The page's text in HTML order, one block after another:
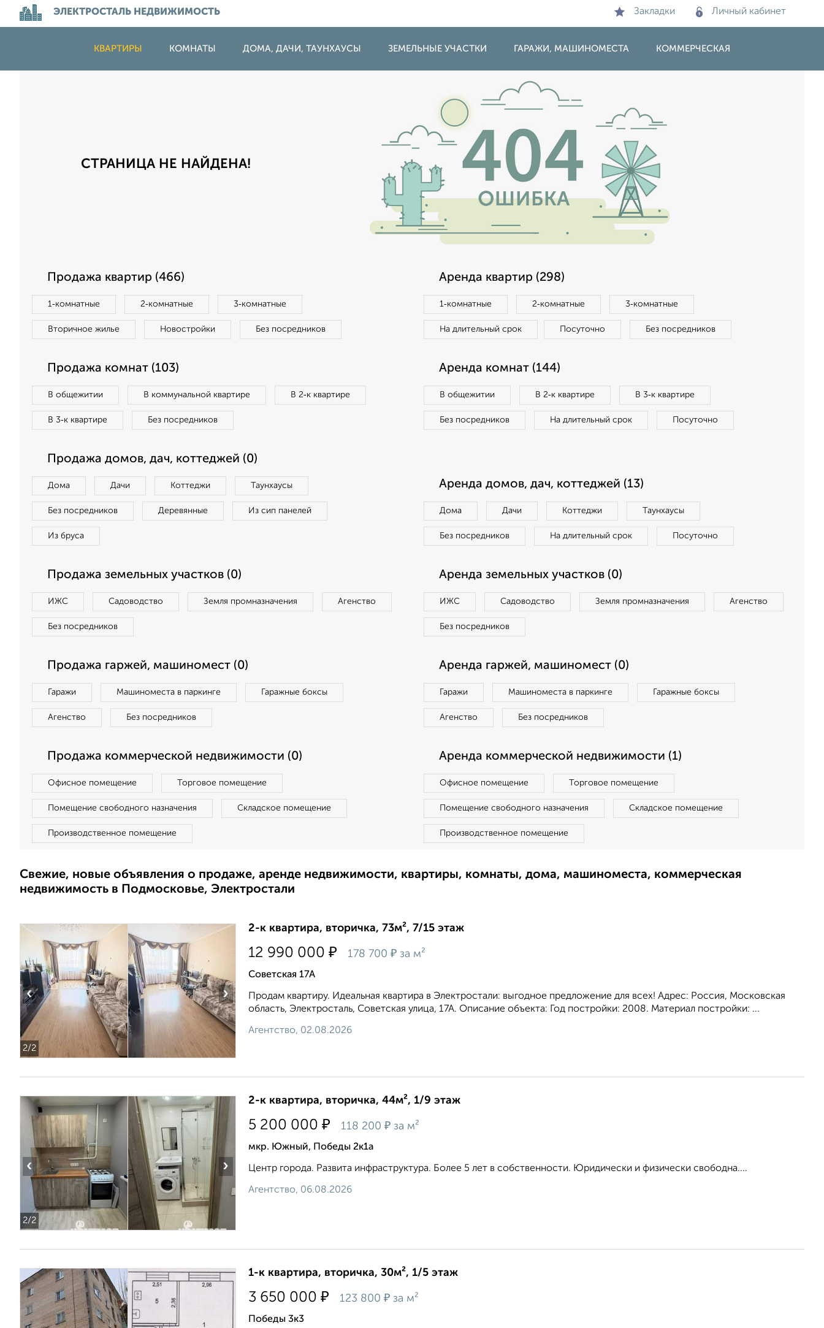
ЭЛЕКТРОСТАЛЬ НЕДВИЖИМОСТЬ Закладки Личный кабинет
КВАРТИРЫ КОМНАТЫ ДОМА, ДАЧИ, ТАУНХАУСЫ ЗЕМЕЛЬНЫЕ УЧАСТКИ ГАРАЖИ, МАШИНОМЕСТА КОММЕРЧЕСКАЯ
СТРАНИЦА НЕ НАЙДЕНА!
Продажа квартир (466)
1‑комнатные 2‑комнатные 3‑комнатные
Вторичное жилье Новостройки Без посредников
Аренда квартир (298)
1‑комнатные 2‑комнатные 3‑комнатные
На длительный срок Посуточно Без посредников
Продажа комнат (103)
В общежитии В коммунальной квартире В 2‑к квартире
В 3‑к квартире Без посредников
Аренда комнат (144)
В общежитии В 2‑к квартире В 3‑к квартире
Без посредников На длительный срок Посуточно
Продажа домов, дач, коттеджей (0)
Дома Дачи Коттеджи Таунхаусы
Без посредников Деревянные Из сип панелей
Из бруса
Аренда домов, дач, коттеджей (13)
Дома Дачи Коттеджи Таунхаусы
Без посредников На длительный срок Посуточно
Продажа земельных участков (0)
ИЖС Садоводство Земля промназначения Агенство
Без посредников
Аренда земельных участков (0)
ИЖС Садоводство Земля промназначения Агенство
Без посредников
Продажа гаржей, машиномест (0)
Гаражи Машиноместа в паркинге Гаражные боксы
Агенство Без посредников
Аренда гаржей, машиномест (0)
Гаражи Машиноместа в паркинге Гаражные боксы
Агенство Без посредников
Продажа коммерческой недвижимости (0)
Офисное помещение Торговое помещение
Помещение свободного назначения Складское помещение
Производственное помещение
Аренда коммерческой недвижимости (1)
Офисное помещение Торговое помещение
Помещение свободного назначения Складское помещение
Производственное помещение
Свежие, новые объявления о продаже, аренде недвижимости, квартиры, комнаты, дома, машиноместа, коммерческая
недвижимость в Подмосковье, Электростали
2/2
‹ ›
2-к квартира, вторичка, 73м², 7/15 этаж
12 990 000 ₽ 178 700 ₽ за м²
Советская 17А
Продам квартиру. Идеальная квартира в Электростали: выгодное предложение для всех! Адрес: Россия, Московская
область, Электросталь, Советская улица, 17А. Описание объекта: Год постройки: 2008. Материал постройки: ...
Агентство, 02.08.2026
2/2
‹ ›
2-к квартира, вторичка, 44м², 1/9 этаж
5 200 000 ₽ 118 200 ₽ за м²
мкр. Южный, Победы 2к1а
Центр города. Развита инфраструктура. Более 5 лет в собственности. Юридически и физически свободна....
Агентство, 06.08.2026
1-к квартира, вторичка, 30м², 1/5 этаж
3 650 000 ₽ 123 800 ₽ за м²
Победы 3к3